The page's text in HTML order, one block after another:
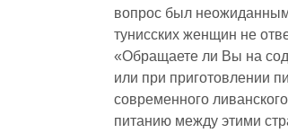
вопрос был
тунисских женщин не
«Обращаете ли Вы на
или при приготовлении
современного
питанию между этими